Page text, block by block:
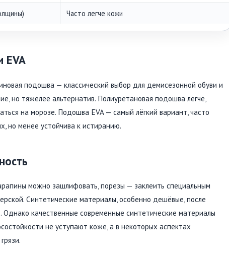
Часто легче кожи
EVA
подошва — классический выбор для демисезонной обуви и
но тяжелее альтернатив. Полиуретановая подошва легче,
на морозе. Подошва EVA — самый лёгкий вариант, часто
но менее устойчива к истиранию.
можно зашлифовать, порезы — заклеить специальным
Синтетические материалы, особенно дешёвые, после
качественные современные синтетические материалы
не уступают коже, а в некоторых аспектах